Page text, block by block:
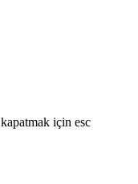
kapatmak için esc